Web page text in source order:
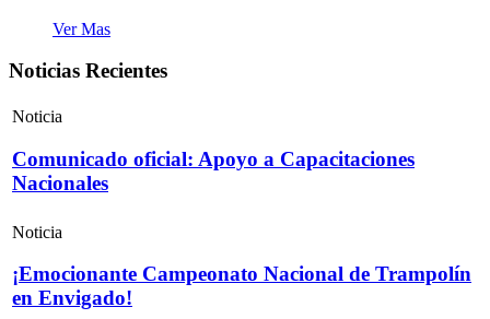
Ver Mas
Noticias Recientes
Noticia
Comunicado oficial: Apoyo a Capacitaciones
Nacionales
Noticia
¡Emocionante Campeonato Nacional de Trampolín
en Envigado!